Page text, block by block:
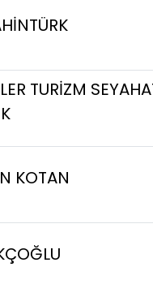
TURİZM
KOTAN